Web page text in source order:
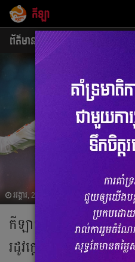
កីឡា
ព័ត៌មាន បាល់ទាត់
អង្គារ, 25 មិថុនា 2019 02:32
កីឡាករ​៥​រូប​ដែល​​អាច​ចូល
រដូវ​ក្ដៅ​នេះ​